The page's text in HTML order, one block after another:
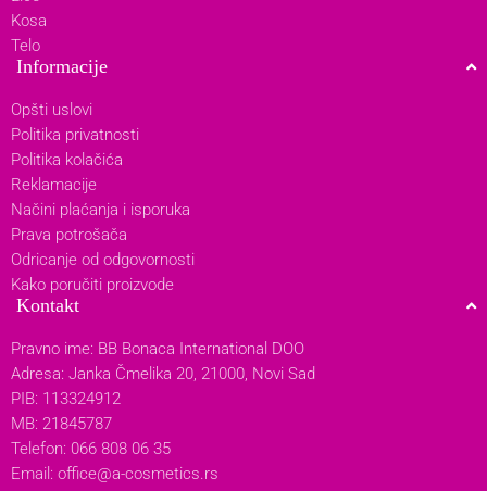
Kosa
Telo
Informacije
Opšti uslovi
Politika privatnosti
Politika kolačića
Reklamacije
Načini plaćanja i isporuka
Prava potrošača
Odricanje od odgovornosti
Kako poručiti proizvode
Kontakt
Pravno ime: BB Bonaca International DOO
Adresa: Janka Čmelika 20, 21000, Novi Sad
PIB: 113324912
MB: 21845787
Telefon: 066 808 06 35
Email: office@a-cosmetics.rs